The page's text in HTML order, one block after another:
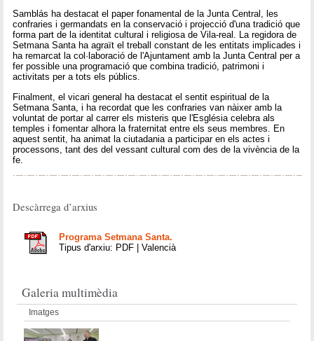
Samblás ha destacat el paper fonamental de la Junta Central, les
confraries i germandats en la conservació i projecció d'una tradició que
forma part de la identitat cultural i religiosa de Vila-real. La regidora de
Setmana Santa ha agraït el treball constant de les entitats implicades i
ha remarcat la col·laboració de l'Ajuntament amb la Junta Central per a
fer possible una programació que combina tradició, patrimoni i
activitats per a tots els públics.
Finalment, el vicari general ha destacat el sentit espiritual de la
Setmana Santa, i ha recordat que les confraries van nàixer amb la
voluntat de portar al carrer els misteris que l'Església celebra als
temples i fomentar alhora la fraternitat entre els seus membres. En
aquest sentit, ha animat la ciutadania a participar en els actes i
processons, tant des del vessant cultural com des de la vivència de la
fe.
Descàrrega d’arxius
Programa Setmana Santa.
Tipus d'arxiu: PDF | Valencià
Galeria multimèdia
Imatges